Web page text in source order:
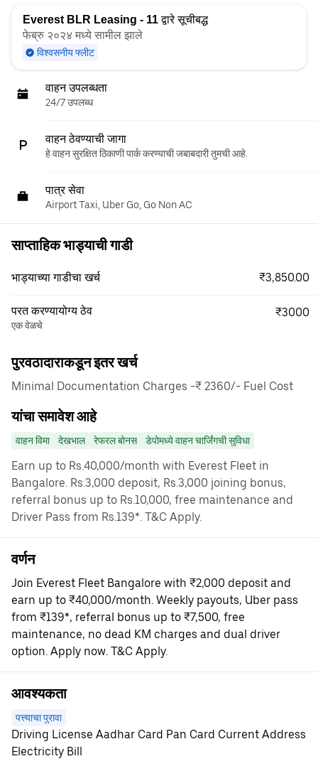
Everest BLR Leasing - 11द्वारे सूचीबद्ध
फेब्रु २०२४ मध्ये सामील झाले
विश्वसनीय फ्लीट
वाहन उपलब्धता
24/7 उपलब्ध
वाहन ठेवण्याची जागा
हे वाहन सुरक्षित ठिकाणी पार्क करण्याची जबाबदारी तुमची आहे.
पात्र सेवा
Airport Taxi, Uber Go, Go Non AC
साप्ताहिक भाड्याची गाडी
भाड्याच्या गाडीचा खर्च ₹3,850.00
परत करण्यायोग्य ठेव
एक वेळचे
₹3000
पुरवठादाराकडून इतर खर्च
Minimal Documentation Charges -₹ 2360/- Fuel Cost
यांचा समावेश आहे
वाहन विमा देखभाल रेफरल बोनस डेपोमध्ये वाहन चार्जिंगची सुविधा
Earn up to Rs.40,000/month with Everest Fleet in
Bangalore. Rs.3,000 deposit, Rs.3,000 joining bonus,
referral bonus up to Rs.10,000, free maintenance and
Driver Pass from Rs.139*. T&C Apply.
वर्णन
Join Everest Fleet Bangalore with ₹2,000 deposit and
earn up to ₹40,000/month. Weekly payouts, Uber pass
from ₹139*, referral bonus up to ₹7,500, free
maintenance, no dead KM charges and dual driver
option. Apply now. T&C Apply.
आवश्यकता
पत्त्याचा पुरावा
Driving License Aadhar Card Pan Card Current Address
Electricity Bill